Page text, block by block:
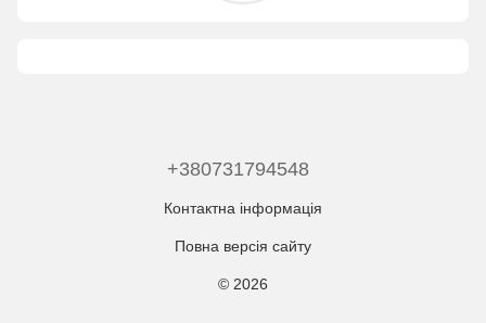
+380731794548
Контактна інформація
Повна версія сайту
© 2026